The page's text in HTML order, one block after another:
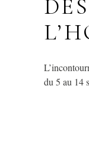
du 5 au 14